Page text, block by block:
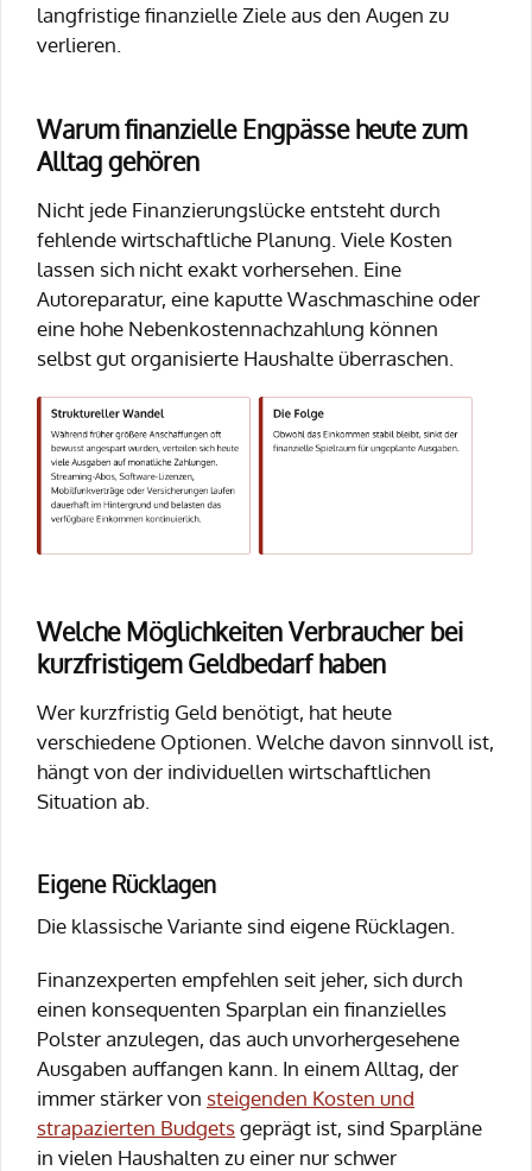
langfristige finanzielle Ziele aus den Augen zu
verlieren.
Warum finanzielle Engpässe heute zum
Alltag gehören
Nicht jede Finanzierungslücke entsteht durch
fehlende wirtschaftliche Planung. Viele Kosten
lassen sich nicht exakt vorhersehen. Eine
Autoreparatur, eine kaputte Waschmaschine oder
eine hohe Nebenkostennachzahlung können
selbst gut organisierte Haushalte überraschen.
Welche Möglichkeiten Verbraucher bei
kurzfristigem Geldbedarf haben
Wer kurzfristig Geld benötigt, hat heute
verschiedene Optionen. Welche davon sinnvoll ist,
hängt von der individuellen wirtschaftlichen
Situation ab.
Eigene Rücklagen
Die klassische Variante sind eigene Rücklagen.
Finanzexperten empfehlen seit jeher, sich durch
einen konsequenten Sparplan ein finanzielles
Polster anzulegen, das auch unvorhergesehene
Ausgaben auffangen kann. In einem Alltag, der
immer stärker von steigenden Kosten und
strapazierten Budgetsgeprägt ist, sind Sparpläne
in vielen Haushalten zu einer nur schwer